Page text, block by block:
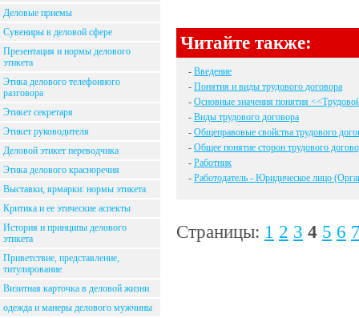
Деловые приемы
Сувениры в деловой сфере
Презентация и нормы делового
этикета
Этика делового телефонного
разговора
Этикет секретаря
Этикет руководителя
Деловой этикет переводчика
Этика делового красноречия
Выставки, ярмарки: нормы этикета
Критика и ее этические аспекты
История и принципы делового
этикета
Приветствие, представление,
титулирование
Визитная карточка в деловой жизни
одежда и манеры делового мужчины
Читайте также:
- Введение
- Понятия и виды трудового договора
- Основные значения понятия
- Виды трудового договора
- Общеправовые свойства трудового
- Общее понятие сторон трудового
- Работник
- Работодатель - Юридическое лицо
Страницы: 1 2 3 4 5 6